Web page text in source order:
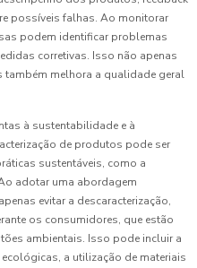
possíveis falhas. Ao monitorar
podem identificar problemas
corretivas. Isso não apenas
também melhora a qualidade geral
à sustentabilidade e à
de produtos pode ser
sustentáveis, como a
adotar uma abordagem
evitar a descaracterização,
os consumidores, que estão
ambientais. Isso pode incluir a
a utilização de materiais